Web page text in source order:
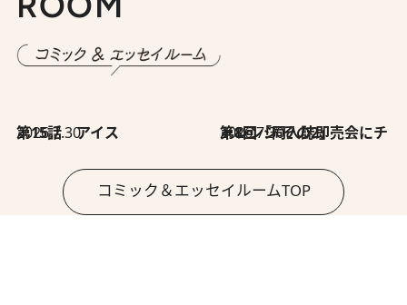
2026.7.30
第15話 アイス 2026.7.30
第8回「同人誌即売会にチャレンジ その2」
コミック＆エッセイルームTOP